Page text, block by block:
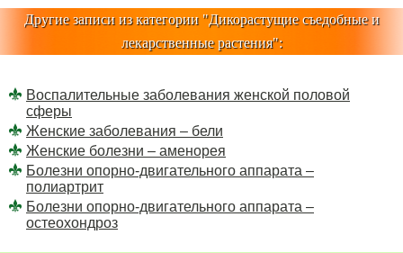
Другие записи из категории "Дикорастущие съедобные и
лекарственные растения":
Воспалительные заболевания женской половой
сферы
Женские заболевания – бели
Женские болезни – аменорея
Болезни опорно-двигательного аппарата –
полиартрит
Болезни опорно-двигательного аппарата –
остеохондроз